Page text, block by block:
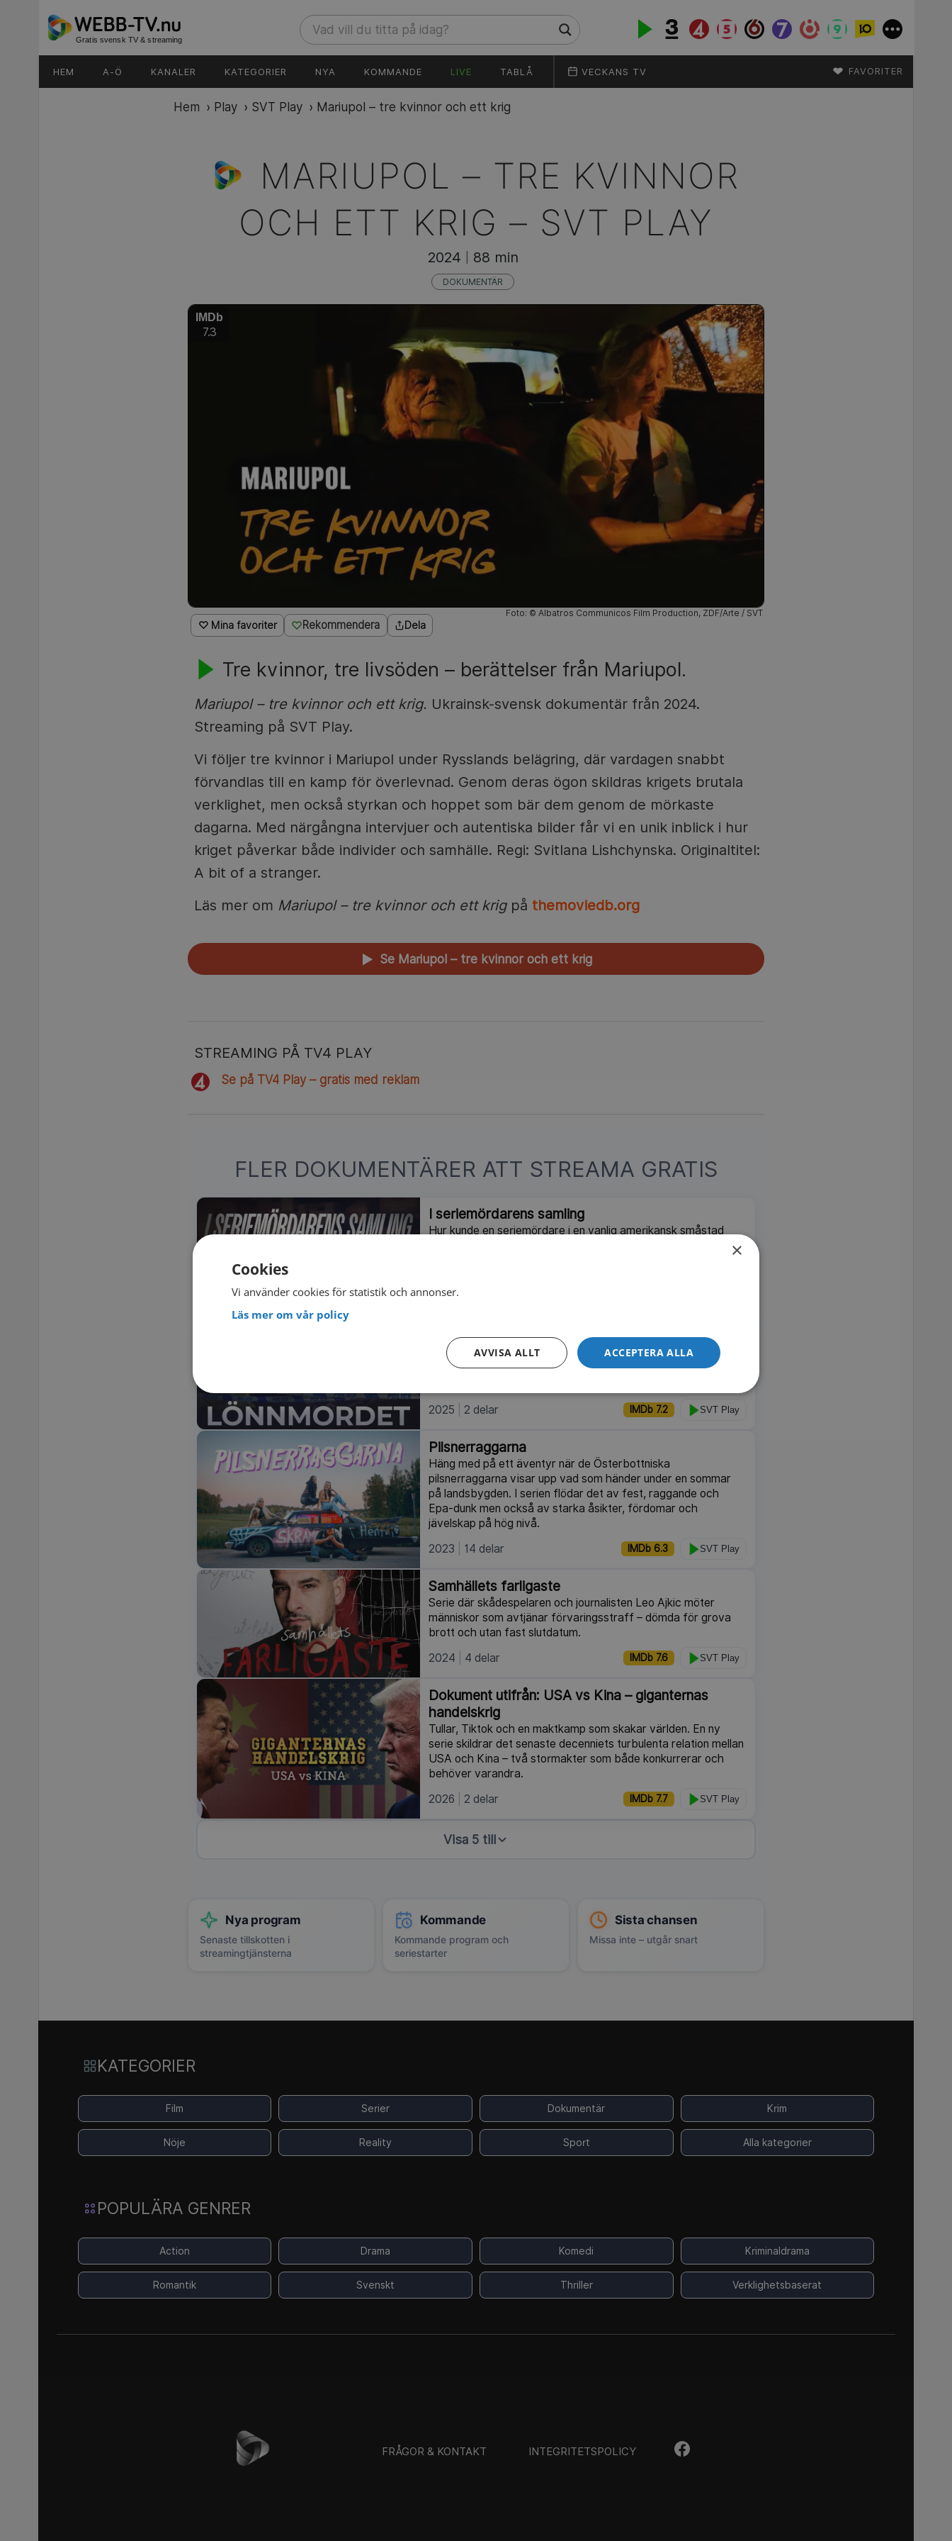
Gratis svensk TV & streaming
HEM A-Ö KANALER KATEGORIER NYA KOMMANDE LIVE TABLÅ VECKANS TV ♥ FAVORITER
Hem › Play › SVT Play › Mariupol – tre kvinnor och ett krig
MARIUPOL – TRE KVINNOR
OCH ETT KRIG – SVT PLAY
♡ Mina favoriter Rekommendera Dela
Tre kvinnor, tre livsöden – berättelser från Mariupol.
Mariupol – tre kvinnor och ett krig. Ukrainsk-svensk dokumentär från 2024.
Streaming på SVT Play.
Vi följer tre kvinnor i Mariupol under Rysslands belägring, där vardagen snabbt
förvandlas till en kamp för överlevnad. Genom deras ögon skildras krigets brutala
verklighet, men också styrkan och hoppet som bär dem genom de mörkaste
dagarna. Med närgångna intervjuer och autentiska bilder får vi en unik inblick i hur
kriget påverkar både individer och samhälle. Regi: Svitlana Lishchynska. Originaltitel:
A bit of a stranger.
Läs mer om Mariupol – tre kvinnor och ett krigpå themoviedb.org
Foto: © Albatros Communicos Film Production, ZDF/Arte / SVT
▲ Se Mariupol – tre kvinnor och ett krig
STREAMING PÅ TV4 PLAY
Se på TV4 Play – gratis med reklam
2024 88 min
DOKUMENTÄR
IMDb
7.3
FLER DOKUMENTÄRER ATT STREAMA GRATIS
I seriemördarens samling
Hur kunde en seriemördare i en vanlig amerikansk småstad
Lönnmordet
Vem skulle vilja fälla ett av Storbritanniens mest älskade träd?
När det ikoniska Sycamore Gap-trädet huggs ned en natt i
2025
2 delar IMDb 7.2 SVT Play
Pilsnerraggarna
Häng med på ett äventyr när de Österbottniska
pilsnerraggarna visar upp vad som händer under en sommar
på landsbygden. I serien flödar det av fest, raggande och
Epa-dunk men också av starka åsikter, fördomar och
jävelskap på hög nivå.
2023
14 delar IMDb 6.3 SVT Play
Samhällets farligaste
Serie där skådespelaren och journalisten Leo Ajkic möter
människor som avtjänar förvaringsstraff – dömda för grova
brott och utan fast slutdatum.
2024
4 delar IMDb 7.6 SVT Play
Dokument utifrån: USA vs Kina – giganternas
handelskrig
Tullar, Tiktok och en maktkamp som skakar världen. En ny
serie skildrar det senaste decenniets turbulenta relation mellan
USA och Kina – två stormakter som både konkurrerar och
behöver varandra.
2026
2 delar IMDb 7.7 SVT Play
Visa 5 till
Nya program
Senaste tillskotten i
streamingtjänsterna
Kommande
Kommande program och
seriestarter
Sista chansen
Missa inte – utgår snart
KATEGORIER
Film Serier Dokumentär Krim
Nöje Reality Sport Alla kategorier
POPULÄRA GENRER
Action Drama Komedi Kriminaldrama
Romantik Svenskt Thriller Verklighetsbaserat
FRÅGOR & KONTAKT INTEGRITETSPOLICY
×
Cookies
Vi använder cookies för statistik och annonser.
Läs mer om vår policy
ACCEPTERA ALLA
AVVISA ALLT